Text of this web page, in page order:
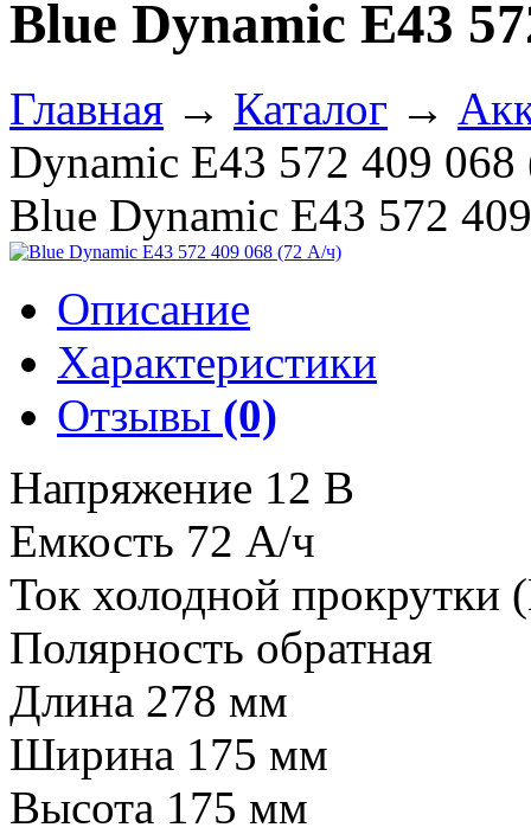
Blue Dynamic E43
Главная → Каталог →
Dynamic E43 572 409
Blue Dynamic E43 572
Описание
Характеристики
Отзывы (0)
Напряжение 12 В
Емкость 72 А/ч
Ток холодной
Полярность обратная
Длина 278 мм
Ширина 175 мм
Высота 175 мм